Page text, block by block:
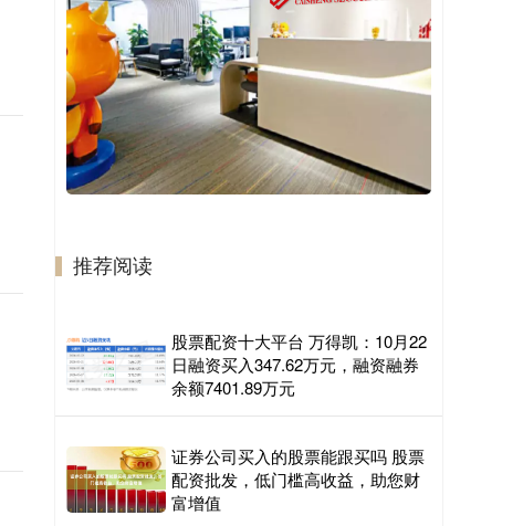
推荐阅读
股票配资十大平台 万得凯：10月22
日融资买入347.62万元，融资融券
余额7401.89万元
证券公司买入的股票能跟买吗 股票
配资批发，低门槛高收益，助您财
富增值